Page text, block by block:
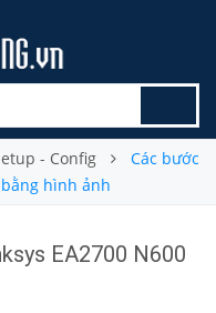
- Config
Các bước
hình ảnh
EA2700 N600